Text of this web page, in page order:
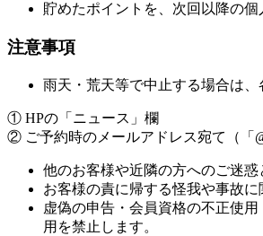
貯めたポイントを、次回以降の
注意事項
雨天・荒天等で中止する場合は
① HPの「ニュース」欄
② ご予約時のメールアドレス宛て（「
他のお客様や近隣の方へのご迷惑
お客様の責に帰する怪我や事故
虚偽の申告・会員資格の不正使
用を禁止します。